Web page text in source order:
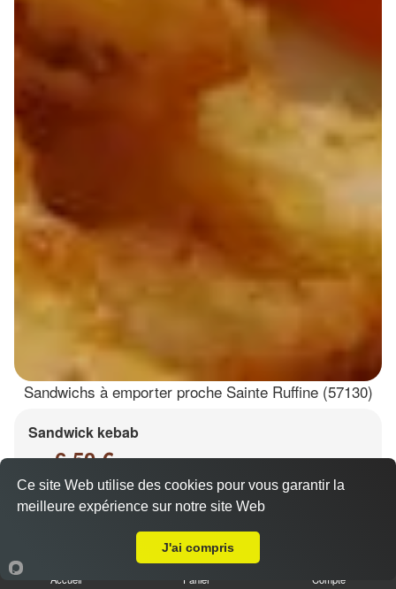
Sandwichs à emporter proche Sainte Ruffine (57130)
Sandwick kebab
Dès6.50 €
Salade, tomates, oignons, chou, carottes
Accueil Panier Compte
Ce site Web utilise des cookies pour vous garantir la
meilleure expérience sur notre site Web
J'ai compris